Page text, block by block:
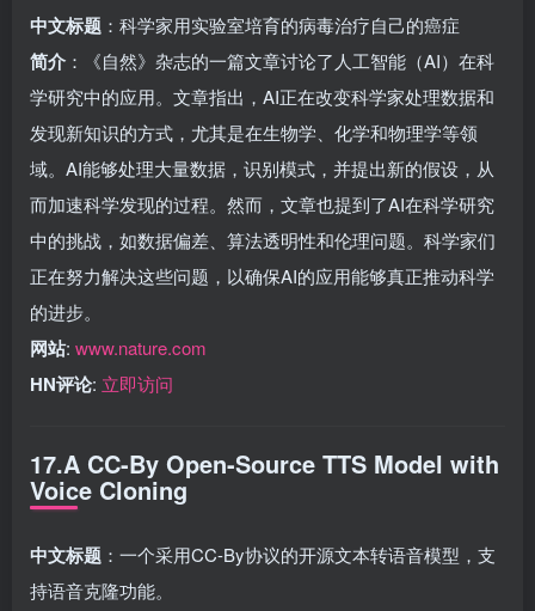
中文标题 ：科学家用实验室培育的病毒治疗自己的癌症
简介 ：《自然》杂志的一篇文章讨论了人工智能（AI）在科
学研究中的应用。文章指出，AI正在改变科学家处理数据和
发现新知识的方式，尤其是在生物学、化学和物理学等领
域。AI能够处理大量数据，识别模式，并提出新的假设，从
而加速科学发现的过程。然而，文章也提到了AI在科学研究
中的挑战，如数据偏差、算法透明性和伦理问题。科学家们
正在努力解决这些问题，以确保AI的应用能够真正推动科学
的进步。
网站: www.nature.com
HN评论: 立即访问
17.A CC-By Open-Source TTS Model with
Voice Cloning
中文标题 ：一个采用CC-By协议的开源文本转语音模型，支
持语音克隆功能。